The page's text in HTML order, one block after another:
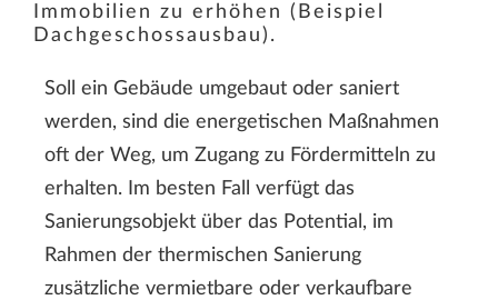
Immobilien zu erhöhen (Beispiel
Dachgeschossausbau).
Soll ein Gebäude umgebaut oder saniert
werden, sind die energetischen Maßnahmen
oft der Weg, um Zugang zu Fördermitteln zu
erhalten. Im besten Fall verfügt das
Sanierungsobjekt über das Potential, im
Rahmen der thermischen Sanierung
zusätzliche vermietbare oder verkaufbare